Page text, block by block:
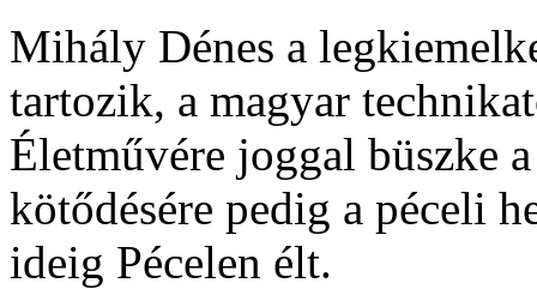
Mihály Dénes a
tartozik, a magyar
Életművére joggal büszke
kötődésére pedig a péceli
ideig Pécelen élt.